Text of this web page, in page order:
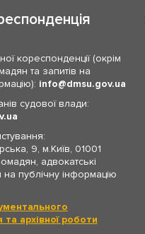
кореспонденції (окрім
та запитів на
info
dmsu.gov.ua
судової влади:
9, м.Київ, 01001
адвокатські
на публічну інформацію
архівної роботи